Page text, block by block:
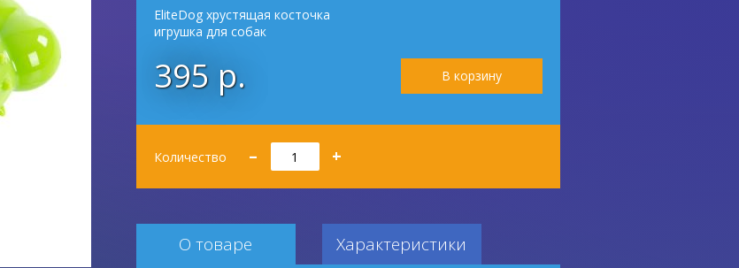
EliteDog хрустящая косточка
игрушка для собак
395 р.
Количество
Количество
– +
О товаре Характеристики